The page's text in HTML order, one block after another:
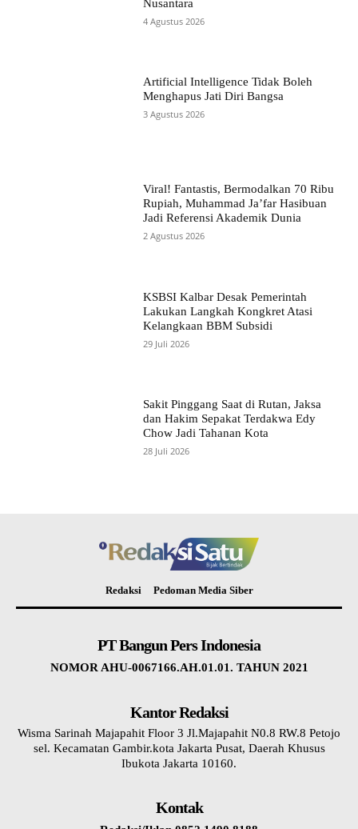
Nusantara
4 Agustus 2026
Artificial Intelligence Tidak Boleh
Menghapus Jati Diri Bangsa
3 Agustus 2026
Viral! Fantastis, Bermodalkan 70 Ribu
Rupiah, Muhammad Ja’far Hasibuan
Jadi Referensi Akademik Dunia
2 Agustus 2026
KSBSI Kalbar Desak Pemerintah
Lakukan Langkah Kongkret Atasi
Kelangkaan BBM Subsidi
29 Juli 2026
Sakit Pinggang Saat di Rutan, Jaksa
dan Hakim Sepakat Terdakwa Edy
Chow Jadi Tahanan Kota
28 Juli 2026
Redaksi Pedoman Media Siber
PT Bangun Pers Indonesia
NOMOR AHU-0067166.AH.01.01. TAHUN 2021
Kantor Redaksi
Wisma Sarinah Majapahit Floor 3 Jl.Majapahit N0.8 RW.8 Petojo
sel. Kecamatan Gambir.kota Jakarta Pusat, Daerah Khusus
Ibukota Jakarta 10160.
Kontak